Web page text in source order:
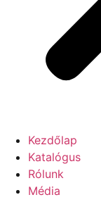
Kezdőlap
Katalógus
Rólunk
Média